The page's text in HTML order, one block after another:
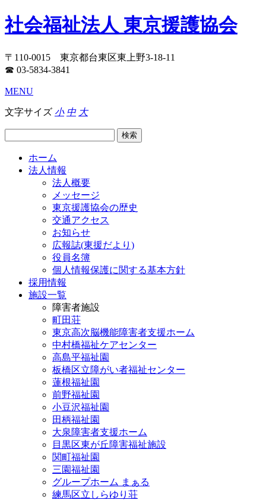
社会福祉法人 東京援護協会
〒110-0015 東京都台東区東上野3-18-11
☎ 03-5834-3841
MENU
文字サイズ 小 中 大
ホーム
法人情報
法人概要
メッセージ
東京援護協会の歴史
交通アクセス
お知らせ
広報誌(東援だより)
役員名簿
個人情報保護に関する基本方針
採用情報
施設一覧
障害者施設
町田荘
東京高次脳機能障害者支援ホーム
中村橋福祉ケアセンター
高島平福祉園
板橋区立障がい者福祉センター
蓮根福祉園
前野福祉園
小豆沢福祉園
田柄福祉園
大泉障害者支援ホーム
目黒区東が丘障害福祉施設
関町福祉園
三園福祉園
グループホーム まぁる
練馬区立しらゆり荘